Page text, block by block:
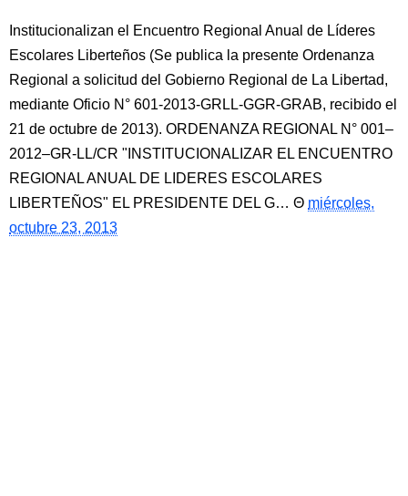
Institucionalizan el Encuentro Regional Anual de Líderes
Escolares Liberteños (Se publica la presente Ordenanza
Regional a solicitud del Gobierno Regional de La Libertad,
mediante Oficio N° 601-2013-GRLL-GGR-GRAB, recibido el
21 de octubre de 2013). ORDENANZA REGIONAL N° 001–
2012–GR-LL/CR "INSTITUCIONALIZAR EL ENCUENTRO
REGIONAL ANUAL DE LIDERES ESCOLARES
LIBERTEÑOS" EL PRESIDENTE DEL G…
miércoles,
octubre 23, 2013